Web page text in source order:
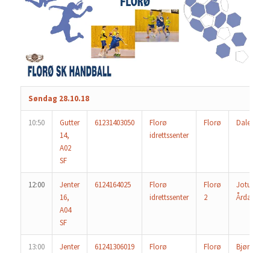
Søndag 28.10.18
10:50
Gutter
14,
A02
SF
61231403050
Florø
idrettssenter
Florø Dale/
12:00
Jenter
16,
A04
SF
6124164025
Florø
idrettssenter
Florø
2
Jotun/
13:00
Jenter
61241306019
Florø
Florø
Bjørn 2